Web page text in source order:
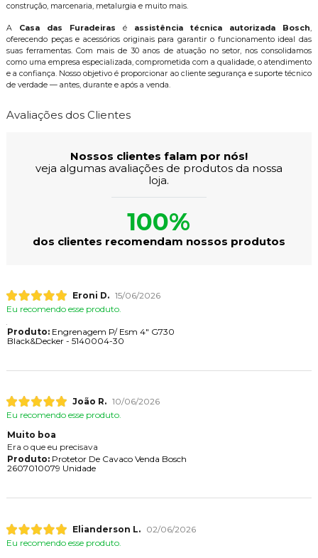
construção, marcenaria, metalurgia e muito mais.
A Casa das Furadeiras é assistência técnica autorizada Bosch
oferecendo peças e acessórios originais para garantir o funcionamento ideal das
suas ferramentas. Com mais de 30 anos de atuação no setor, nos consolidamos
como uma empresa especializada, comprometida com a qualidade, o atendimento
e a confiança. Nosso objetivo é proporcionar ao cliente segurança e suporte técnico
de verdade — antes, durante e após a venda.
Avaliações dos Clientes
Nossos clientes falam por nós!
veja algumas avaliações de produtos da nossa
loja.
100%
dos clientes recomendam nossos produtos
Eroni D. 15/06/2026
Eu recomendo esse produto.
Produto:Engrenagem P/ Esm 4" G730
Black&Decker - 5140004-30
João R. 10/06/2026
Eu recomendo esse produto.
Muito boa
Era o que eu precisava
Produto:Protetor De Cavaco Venda Bosch
2607010079 Unidade
Elianderson L.
02/06/2026
Eu recomendo esse produto.